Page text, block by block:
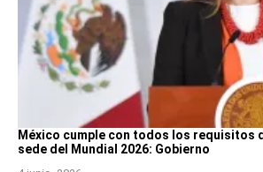
México cumple con todos los requisitos
sede del Mundial 2026: Gobierno